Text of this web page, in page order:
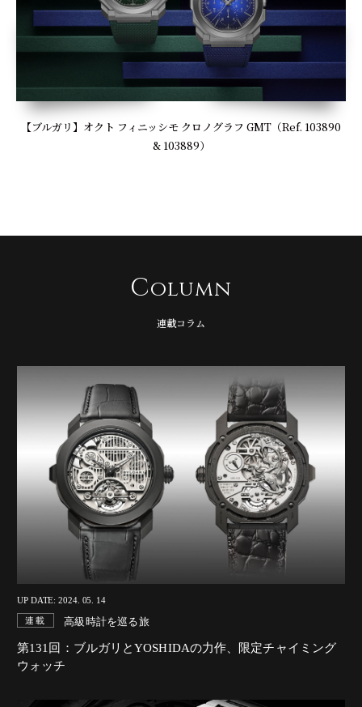
【ブルガリ】オクト フィニッシモ クロノグラフ GMT（Ref. 103890
& 103889）
Column
連載コラム
UP DATE: 2024. 05. 14
連載 高級時計を巡る旅
第131回：ブルガリとYOSHIDAの力作、限定チャイミング
ウォッチ